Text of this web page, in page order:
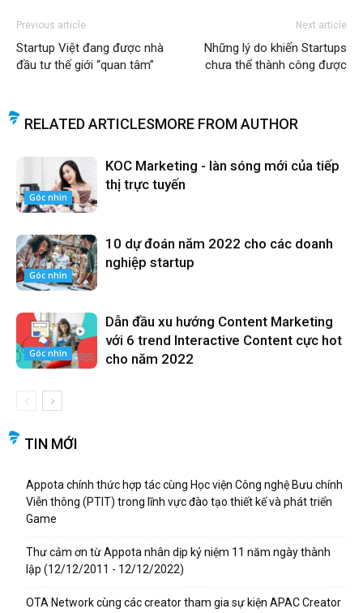
Previous article
Startup Việt đang được nhà
đầu tư thế giới “quan tâm”
Next article
Những lý do khiến Startups
chưa thể thành công được
RELATED ARTICLESMORE FROM AUTHOR
Góc nhìn
KOC Marketing - làn sóng mới của tiếp
thị trực tuyến
Góc nhìn
10 dự đoán năm 2022 cho các doanh
nghiệp startup
Góc nhìn
Dẫn đầu xu hướng Content Marketing
với 6 trend Interactive Content cực hot
cho năm 2022
TIN MỚI
Appota chính thức hợp tác cùng Học viện Công nghệ Bưu chính
Viễn thông (PTIT) trong lĩnh vực đào tạo thiết kế và phát triển
Game
Thư cảm ơn từ Appota nhân dịp kỷ niệm 11 năm ngày thành
lập (12/12/2011 - 12/12/2022)
OTA Network cùng các creator tham gia sự kiện APAC Creator